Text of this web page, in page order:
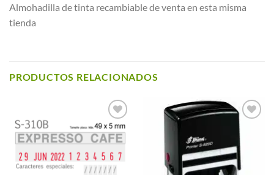
Almohadilla de tinta recambiable de venta en esta misma
tienda
PRODUCTOS RELACIONADOS
Añadir a
Favoritos
Añadir a
Favoritos